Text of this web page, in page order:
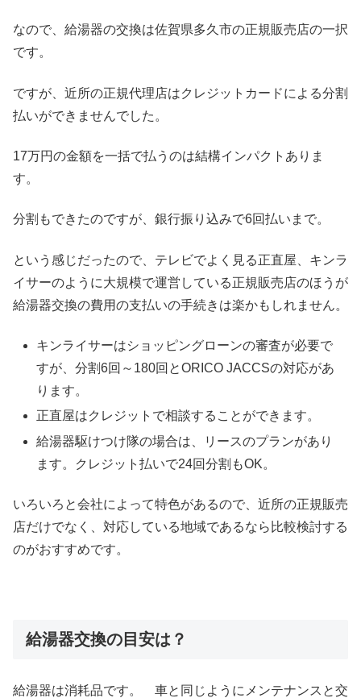
なので、給湯器の交換は佐賀県多久市の正規販売店の一択
です。
ですが、近所の正規代理店はクレジットカードによる分割
払いができませんでした。
17万円の金額を一括で払うのは結構インパクトありま
す。
分割もできたのですが、銀行振り込みで6回払いまで。
という感じだったので、テレビでよく見る正直屋、キンラ
イサーのように大規模で運営している正規販売店のほうが
給湯器交換の費用の支払いの手続きは楽かもしれません。
キンライサーはショッピングローンの審査が必要で
すが、分割6回～180回とORICO JACCSの対応があ
ります。
正直屋はクレジットで相談することができます。
給湯器駆けつけ隊の場合は、リースのプランがあり
ます。クレジット払いで24回分割もOK。
いろいろと会社によって特色があるので、近所の正規販売
店だけでなく、対応している地域であるなら比較検討する
のがおすすめです。
給湯器交換の目安は？
給湯器は消耗品です。 車と同じようにメンテナンスと交